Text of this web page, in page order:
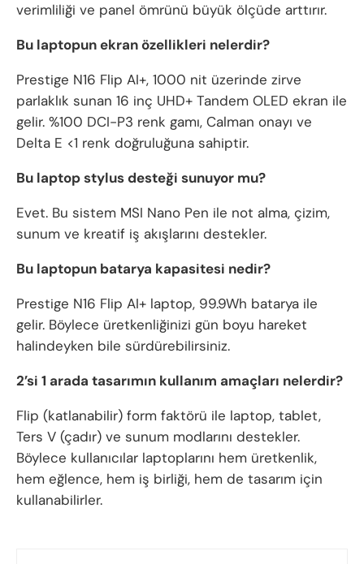
verimliliği ve panel ömrünü büyük ölçüde arttırır.
Bu laptopun ekran özellikleri nelerdir?
Prestige N16 Flip AI+, 1000 nit üzerinde zirve
parlaklık sunan 16 inç UHD+ Tandem OLED ekran ile
gelir. %100 DCI-P3 renk gamı, Calman onayı ve
Delta E <1 renk doğruluğuna sahiptir.
Bu laptop stylus desteği sunuyor mu?
Evet. Bu sistem MSI Nano Pen ile not alma, çizim,
sunum ve kreatif iş akışlarını destekler.
Bu laptopun batarya kapasitesi nedir?
Prestige N16 Flip AI+ laptop, 99.9Wh batarya ile
gelir. Böylece üretkenliğinizi gün boyu hareket
halindeyken bile sürdürebilirsiniz.
2’si 1 arada tasarımın kullanım amaçları nelerdir?
Flip (katlanabilir) form faktörü ile laptop, tablet,
Ters V (çadır) ve sunum modlarını destekler.
Böylece kullanıcılar laptoplarını hem üretkenlik,
hem eğlence, hem iş birliği, hem de tasarım için
kullanabilirler.